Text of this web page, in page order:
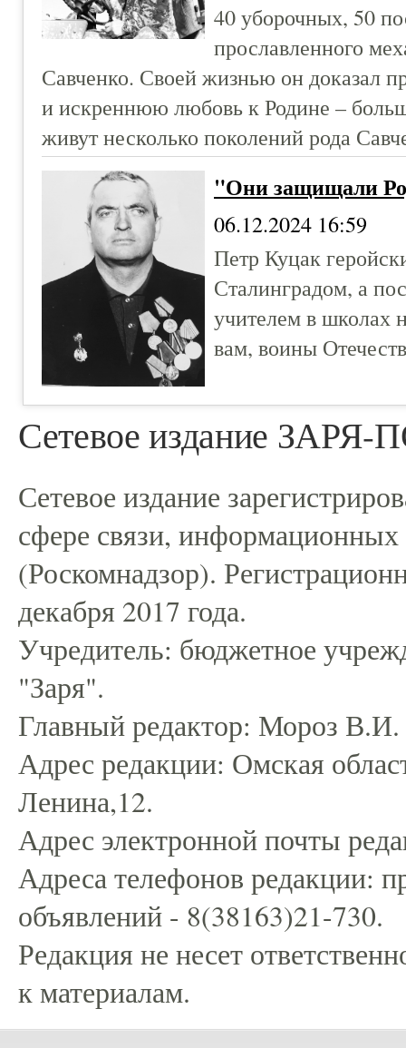
40 уборочных, 50
прославленного
Савченко. Своей жизнью он доказал
и искреннюю любовь к Родине –
живут несколько поколений рода
"Они защищали
06.12.2024 16:59
Петр Куцак
Сталинградом, а
учителем в школах
вам, воины
Сетевое издание
Сетевое издание
сфере связи,
(Роскомнадзор).
декабря 2017 года.
Учредитель: бюджетное
"Заря".
Главный редактор: Мороз В.И.
Адрес редакции: Омская
Ленина,12.
Адрес электронной почты
Адреса телефонов редакции:
объявлений - 8(38163)21-730.
Редакция не несет
к материалам.